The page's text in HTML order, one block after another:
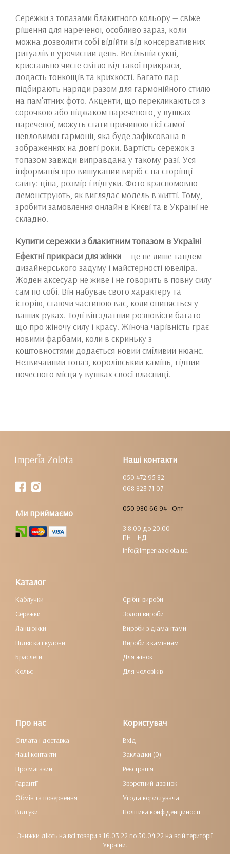
Сережки з топазами блакитного кольору — свіже
рішення для нареченої, особливо зараз, коли
можна дозволити собі відійти від консервативних
ритуалів в урочистий день. Весільній сукні,
кристально чисте світло від такої прикраси,
додасть тонкощів та крихкості. Багато пар
підбирають наряди разом для гармонійного стилю
на пам'ятних фото. Акценти, що перекликаються з
сорочкою або піджаком нареченого, у вушках
нареченої, можуть стати причиною тієї самої
невловимої гармонії, яка буде зафіксована в
зображеннях на довгі роки. Вартість сережок з
топазом завжди виправдана у такому разі. Уся
інформація про вишуканий виріб є на сторінці
сайту: ціна, розмір і відгуки. Фото красномовно
демонструють, як виглядає модель в житті. Тому,
зробити замовлення онлайн в Києві та в Україні не
складно.
Купити сережки з блакитним топазом в Україні
Ефектні прикраси для жінки— це не лише тандем
дизайнерського задуму і майстерності ювеліра.
Жоден аксесуар не живе і не говорить в повну силу
сам по собі. Він набуває свого характеру та
історію, стаючи частиною вас, коли опиняється у
ваших руках. Тоді він здатний розповісти багато
що про жіночу силу і красу. Жіноча чарівність грає
новими фарбами, коли в скриньку з
коштовностями додається новий сміливий нюанс.
Незвичайний топаз, королівський камінь, гідний
почесного місця у вушках своєї власниці.
Наші контакти
050 472 95 82
068 823 71 07
050 980 66 94 - Опт
З 8:00 до 20:00
ПН – НД
info@imperiazolota.ua
Ми приймаємо
Каталог
Каблучки
Сережки
Ланцюжки
Підвіски і кулони
Браслети
Кольє
Срібні вироби
Золоті вироби
Вироби з діамантами
Вироби з камінням
Для жінок
Для чоловіків
Про нас
Оплата і доставка
Наші контакти
Про магазин
Гарантії
Обмін та повернення
Відгуки
Користувач
Вхід
Закладки (0)
Реєстрація
Зворотний дзвінок
Угода користувача
Політика конфіденційності
Знижки діють на всі товари з 16.03.22 по 30.04.22 на всій території
України.